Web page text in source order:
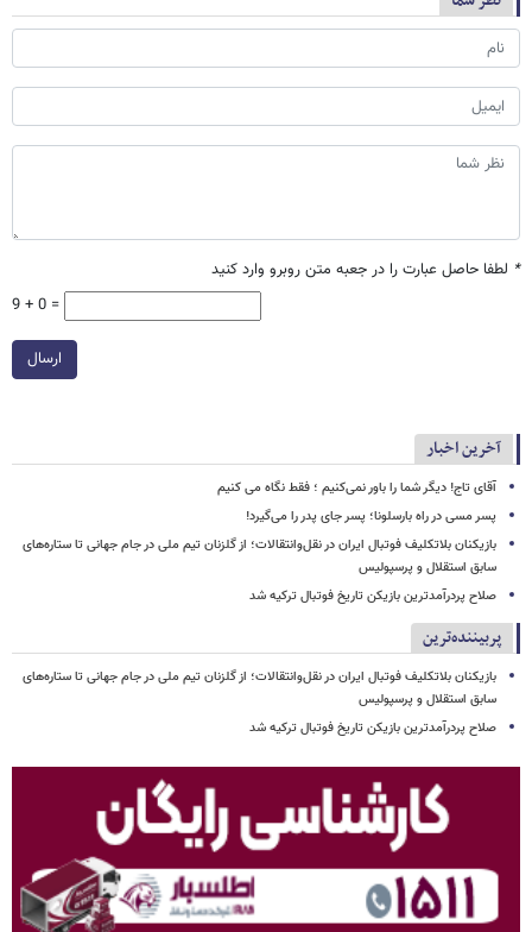
* لطفا حاصل عبارت را در جعبه متن روبرو وارد کنید
9 + 0 =
ارسال
آخرین اخبار
آقای تاج! دیگر شما را باور نمی‌کنیم ؛ فقط نگاه می کنیم
پسر مسی در راه بارسلونا؛ پسر جای پدر را می‌گیرد!
بازیکنان بلاتکلیف فوتبال ایران در نقل‌وانتقالات؛ از گلزنان تیم ملی در جام جهانی تا ستاره‌های
سابق استقلال و پرسپولیس
صلاح پردرآمدترین بازیکن تاریخ فوتبال ترکیه شد
پربیننده‌ترین
بازیکنان بلاتکلیف فوتبال ایران در نقل‌وانتقالات؛ از گلزنان تیم ملی در جام جهانی تا ستاره‌های
سابق استقلال و پرسپولیس
صلاح پردرآمدترین بازیکن تاریخ فوتبال ترکیه شد